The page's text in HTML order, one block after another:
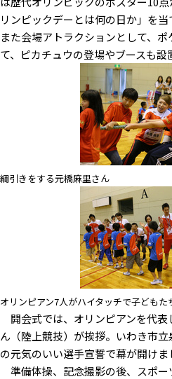
リンピックデーとは何の日か」を当
また会場アトラクションとして、
て、ピカチュウの登場やブースも設
綱引きをする元橋麻里さん
オリンピアン7人がハイタッチで子どもた
開会式では、オリンピアンを代表
ん（陸上競技）が挨拶。いわき市
の元気のいい選手宣誓で幕が開けま
準備体操、記念撮影の後、スポー